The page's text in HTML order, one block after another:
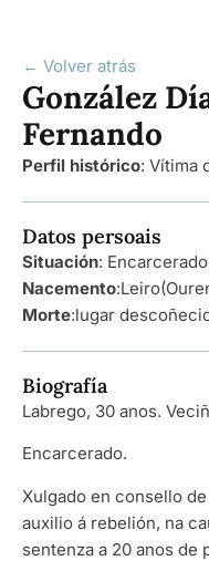
← Volver atrás
González
Fernando
Perfil histórico: Vítima
Datos persoais
Situación: Encarcerado
Nacemento:Leiro
Morte:lugar
Biografía
Labrego, 30 anos.
Encarcerado.
Xulgado en consello
auxilio á rebelión, na
sentenza a 20 anos de